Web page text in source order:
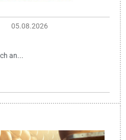
05.08.2026
an...